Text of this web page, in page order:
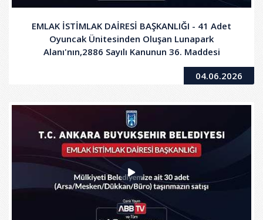
EMLAK İSTİMLAK DAİRESİ BAŞKANLIĞI - 41 Adet
Oyuncak Ünitesinden Oluşan Lunapark
Alanı'nın,2886 Sayılı Kanunun 36. Maddesi
Gereğince Kapalı Teklif Usulü ile1 Yıl Süre ile
04.06.2026